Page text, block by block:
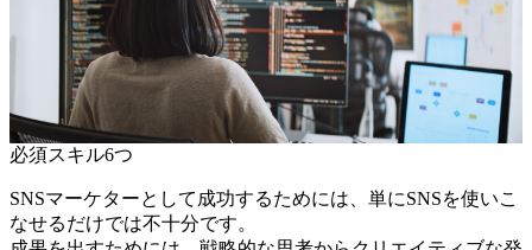
必須スキル6つ
SNSマーケターとして成功するためには、単にSNSを使いこ
なせるだけでは不十分です。